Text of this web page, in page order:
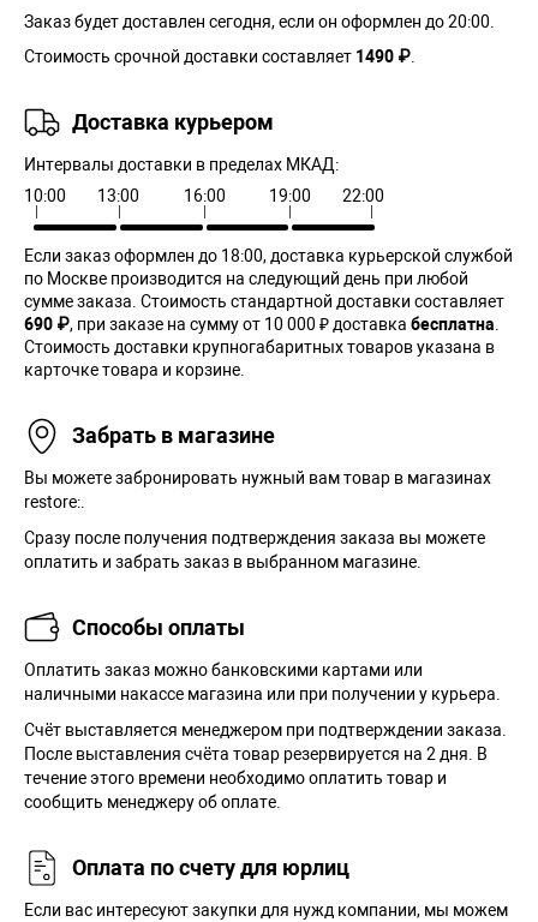
Заказ будет доставлен сегодня, если он оформлен до 20:00.
Стоимость срочной доставки составляет 1490 ₽
Доставка курьером
Интервалы доставки в пределах МКАД:
10:00
13:00 16:00 19:00 22:00
Если заказ оформлен до 18:00, доставка курьерской службой
по Москве производится на следующий день при любой
сумме заказа. Cтоимость стандартной доставки составляет
690 ₽, при заказе на сумму от 10 000 ₽ доставка бесплатна
Стоимость доставки крупногабаритных товаров указана в
карточке товара и корзине.
Забрать в магазине
Вы можете забронировать нужный вам товар в магазинах
restore:.
Сразу после получения подтверждения заказа вы можете
оплатить и забрать заказ в выбранном магазине.
Способы оплаты
Оплатить заказ можно банковскими картами или
наличными накассе магазина или при получении у курьера.
Cчёт выставляется менеджером при подтверждении заказа.
После выставления счёта товар резервируется на 2 дня. В
течение этого времени необходимо оплатить товар и
сообщить менеджеру об оплате.
Оплата по счету для юрлиц
Если вас интересуют закупки для нужд компании, мы можем